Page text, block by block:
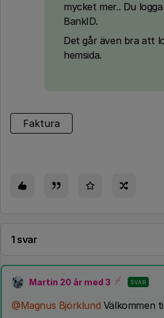
mycket mer.. Du
BankID.
Det går även bra att
hemsida.
Faktura
1 svar
Martin 20 år med 3 SVAR
@Magnus Björklund Välkommen